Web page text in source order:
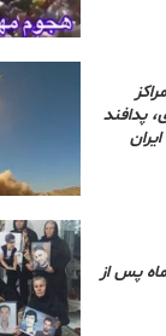
پدافند
پس از